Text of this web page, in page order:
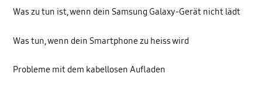
Was zu tun ist, wenn dein Samsung Galaxy-Gerät nicht lädt
Was tun, wenn dein Smartphone zu heiss wird
Probleme mit dem kabellosen Aufladen